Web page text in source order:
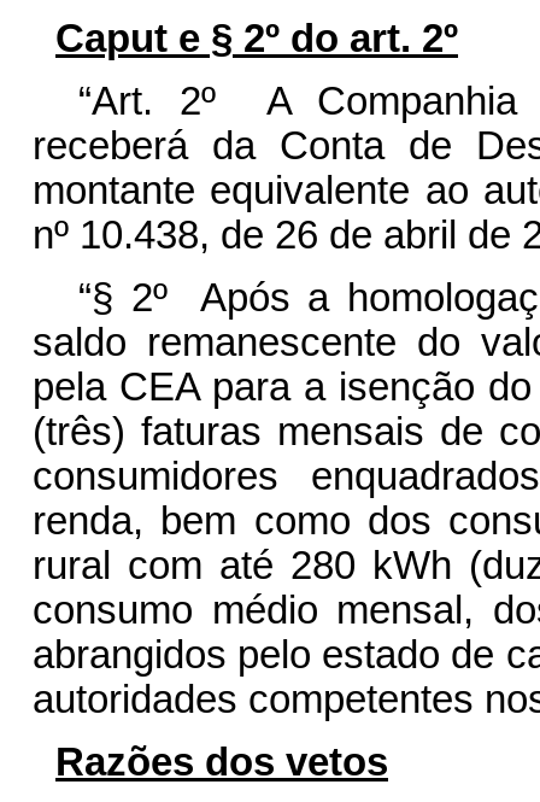
Caput e § 2º do art. 2º
“Art. 2º A Companhia
receberá da Conta de
montante equivalente ao
nº 10.438, de 26 de abril de
“§ 2º Após a
saldo remanescente do
pela CEA para a isenção
(três) faturas mensais de
consumidores
renda, bem como dos
rural com até 280 kWh
consumo médio mensal,
abrangidos pelo estado de
autoridades competentes
Razões dos vetos